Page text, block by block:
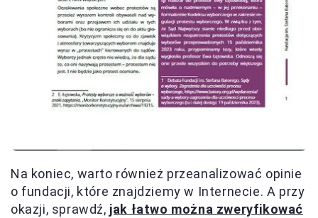
Na koniec, warto również przeanalizować opinie
o fundacji, które znajdziemy w Internecie. A przy
okazji, sprawdź, jak łatwo można zweryfikować